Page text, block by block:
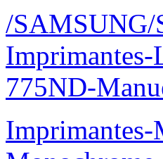
/SAMSUNG/
775ND-